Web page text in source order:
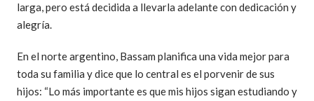
larga, pero está decidida a llevarla adelante con dedicación y
alegría.
En el norte argentino, Bassam planifica una vida mejor para
toda su familia y dice que lo central es el porvenir de sus
hijos: “Lo más importante es que mis hijos sigan estudiando y